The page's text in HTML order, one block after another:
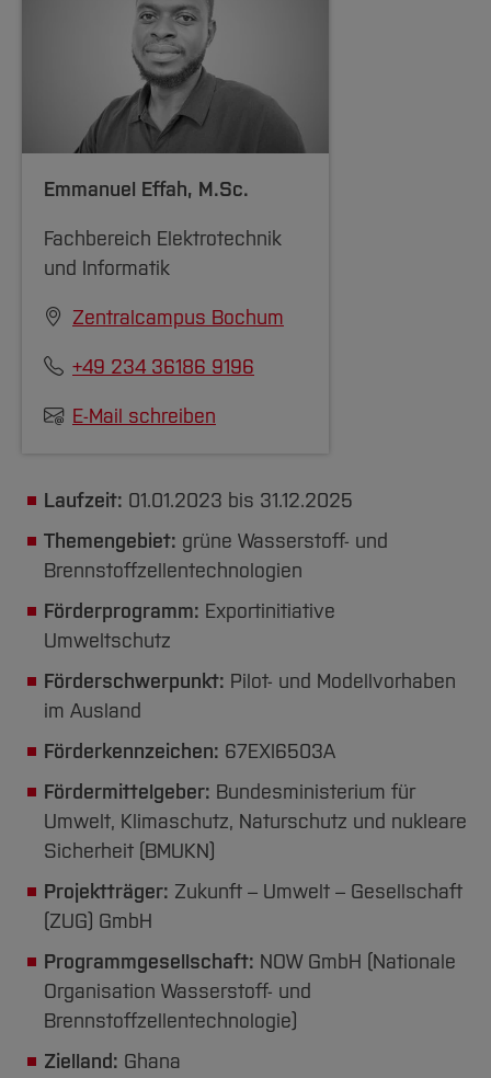
Emmanuel Effah, M.Sc.
Fachbereich Elektrotechnik
und Informatik
Zentralcampus Bochum
+49 234 36186 9196
E-Mail schreiben
Laufzeit: 01.01.2023 bis 31.12.2025
Themengebiet: grüne Wasserstoff- und
Brennstoffzellentechnologien
Förderprogramm: Exportinitiative
Umweltschutz
Förderschwerpunkt: Pilot- und Modellvorhaben
im Ausland
Förderkennzeichen: 67EXI6503A
Fördermittelgeber: Bundesministerium für
Umwelt, Klimaschutz, Naturschutz und nukleare
Sicherheit (BMUKN)
Projektträger: Zukunft – Umwelt – Gesellschaft
(ZUG) GmbH
Programmgesellschaft: NOW GmbH (Nationale
Organisation Wasserstoff- und
Brennstoffzellentechnologie)
Zielland: Ghana